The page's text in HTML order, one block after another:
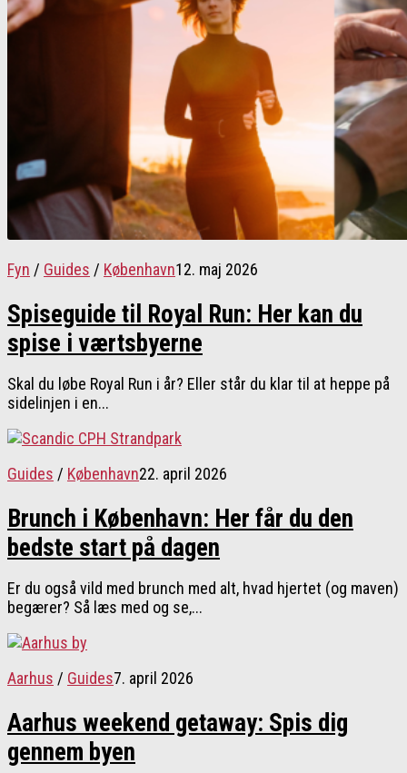
Fyn / Guides / København12. maj 2026
Spiseguide til Royal Run: Her kan du
spise i værtsbyerne
Skal du løbe Royal Run i år? Eller står du klar til at heppe på
sidelinjen i en...
Guides / København22. april 2026
Brunch i København: Her får du den
bedste start på dagen
Er du også vild med brunch med alt, hvad hjertet (og maven)
begærer? Så læs med og se,...
Aarhus / Guides7. april 2026
Aarhus weekend getaway: Spis dig
gennem byen